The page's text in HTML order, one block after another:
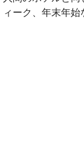
ィーク、年末年始